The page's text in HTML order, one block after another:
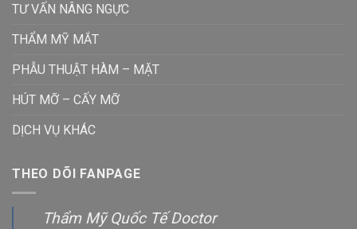
TƯ VẤN NÂNG NGỰC
THẨM MỸ MẮT
PHẪU THUẬT HÀM – MẶT
HÚT MỠ – CẤY MỠ
DỊCH VỤ KHÁC
THEO DÕI FANPAGE
Thẩm Mỹ Quốc Tế Doctor